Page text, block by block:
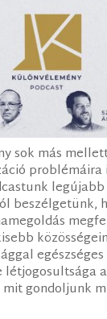
sok más
problémáira
legújabb
beszélgetünk,
létjogosultsága
gondoljunk